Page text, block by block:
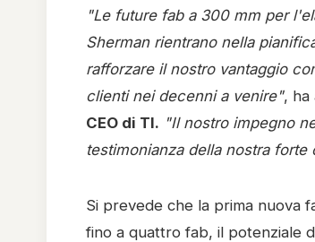
"Le future fab a 300 mm per
Sherman rientrano nella
rafforzare il nostro vantaggio
clienti nei decenni a venire", ha
CEO di TI. "Il nostro impegno
testimonianza della nostra
Si prevede che la prima nuova
fino a quattro fab, il potenziale